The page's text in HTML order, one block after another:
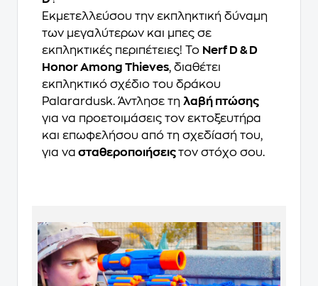
Εκμετελλεύσου την εκπληκτική δύναμη
των μεγαλύτερων και μπες σε
εκπληκτικές περιπέτειες! To Nerf D & D
Honor Among Thieves, διαθέτει
εκπληκτικό σχέδιο του δράκου
Palarardusk. Άντλησε τη λαβή πτώσης
για να προετοιμάσεις τον εκτοξευτήρα
και επωφελήσου από τη σχεδίασή του,
για να σταθεροποιήσειςτον στόχο σου.